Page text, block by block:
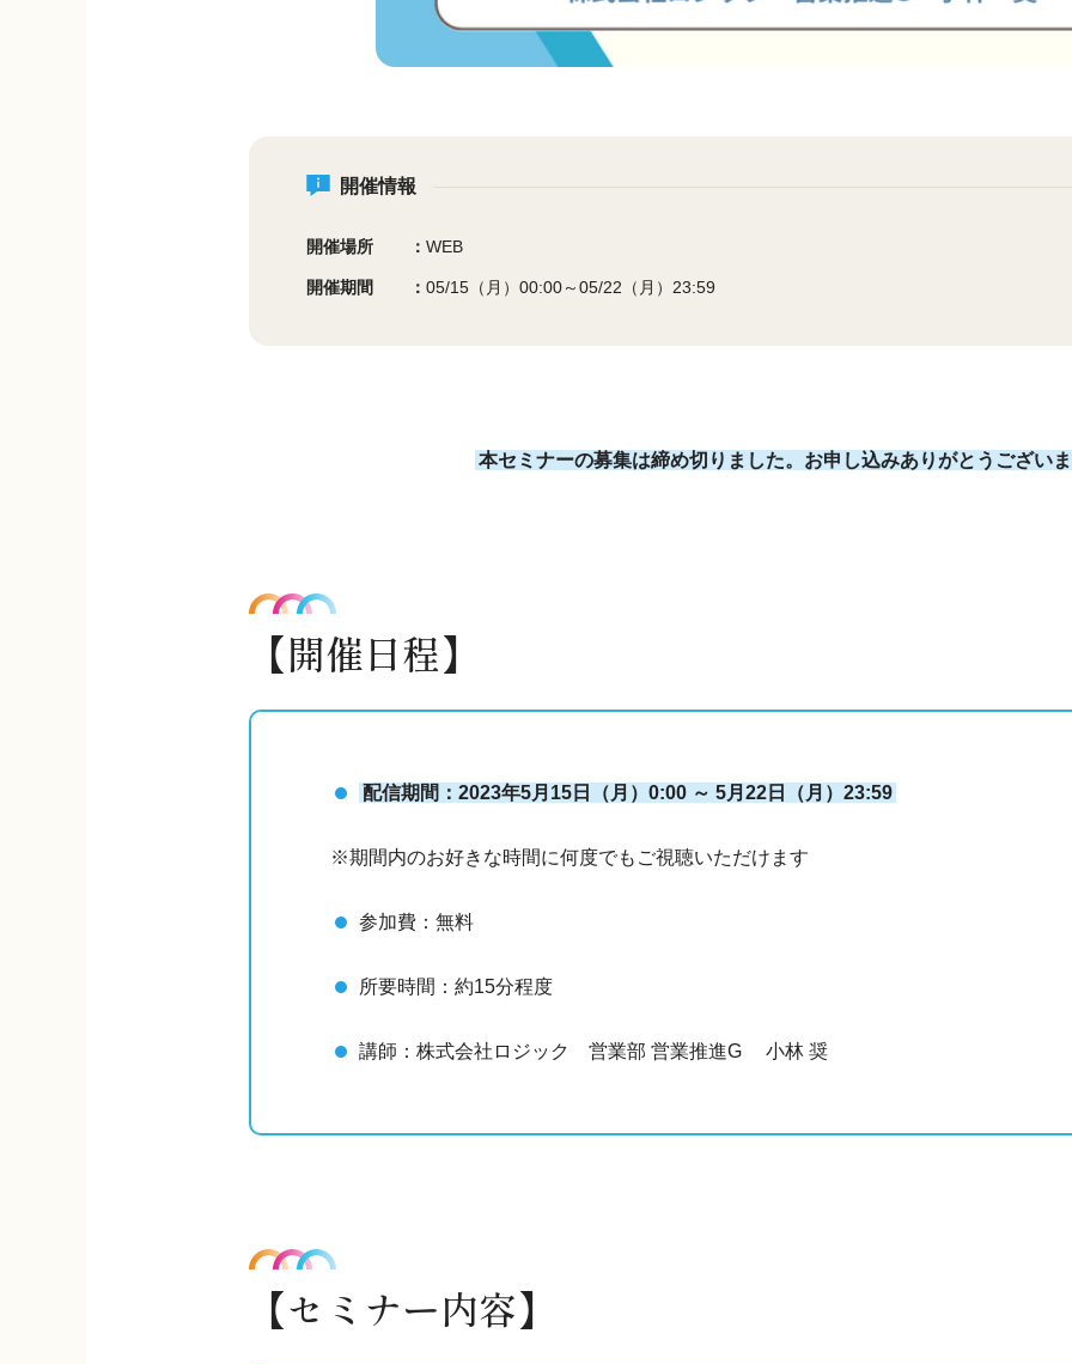
開催情報
開催場所 WEB
開催期間 05/15（月）00:00～05/22（月）23:59
本セミナーの募集は締め切りました。お申し込みありがとうござい
【開催日程】
配信期間：2023年5月15日（月）0:00 ～ 5月22日（月）23:59
※期間内のお好きな時間に何度でもご視聴いただけます
参加費：無料
所要時間：約15分程度
講師：株式会社ロジック 営業部 営業推進G 小林 奨
【セミナー内容】